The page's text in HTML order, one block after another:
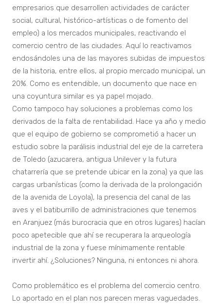
empresarios que desarrollen actividades de carácter
social, cultural, histórico-artísticas o de fomento del
empleo) a los mercados municipales, reactivando el
comercio centro de las ciudades. Aquí lo reactivamos
endosándoles una de las mayores subidas de impuestos
de la historia, entre ellos, al propio mercado municipal, un
20%. Como es entendible, un documento que nace en
una coyuntura similar es ya papel mojado.
Como tampoco hay soluciones a problemas como los
derivados de la falta de rentabilidad. Hace ya año y medio
que el equipo de gobierno se comprometió a hacer un
estudio sobre la parálisis industrial del eje de la carretera
de Toledo (azucarera, antigua Unilever y la futura
chatarrería que se pretende ubicar en la zona) ya que las
cargas urbanísticas (como la derivada de la prolongación
de la avenida de Loyola), la presencia del canal de las
aves y el batiburrillo de administraciones que tenemos
en Aranjuez (más burocracia que en otros lugares) hacían
poco apetecible que ahí se recuperara la arqueología
industrial de la zona y fuese mínimamente rentable
invertir ahí. ¿Soluciones? Ninguna, ni entonces ni ahora.
Como problemático es el problema del comercio centro.
Lo aportado en el plan nos parecen meras vaguedades.